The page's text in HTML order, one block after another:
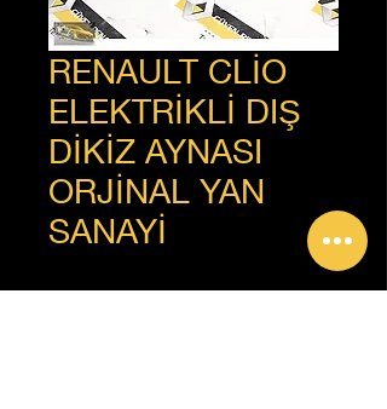
RENAULT CLİO
ELEKTRİKLİ DIŞ
DİKİZ AYNASI
ORJİNAL YAN
SANAYİ